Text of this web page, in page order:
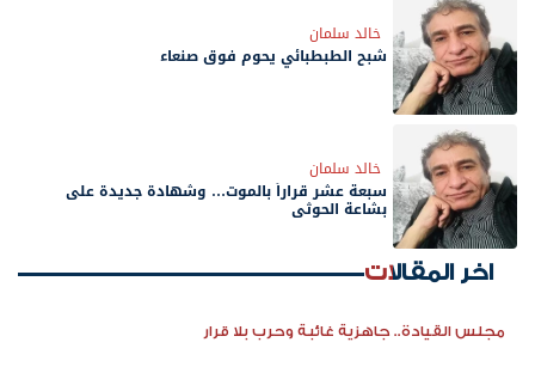
خالد سلمان
شبح الطبطبائي يحوم فوق صنعاء
خالد سلمان
سبعة عشر قراراً بالموت… وشهادة جديدة على
بشاعة الحوثي
اخر المقالات
مجلس القيادة.. جاهزية غائبة وحرب بلا قرار